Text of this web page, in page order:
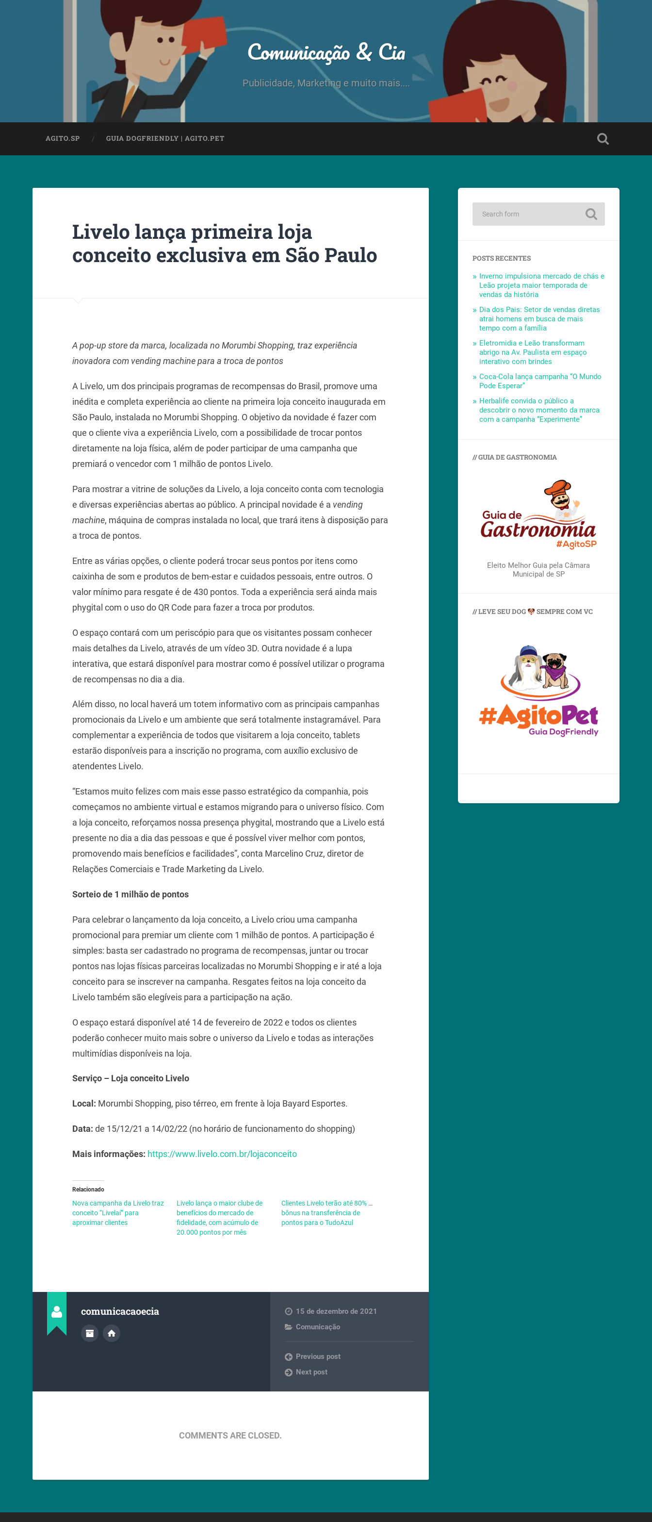
Comunicação & Cia
Publicidade, Marketing e muito mais....
AGITO.SP GUIA DOGFRIENDLY | AGITO.PET
Livelo lança primeira loja
conceito exclusiva em São Paulo
A pop-up store da marca, localizada no Morumbi Shopping, traz experiência
inovadora com vending machine para a troca de pontos
A Livelo, um dos principais programas de recompensas do Brasil, promove uma
inédita e completa experiência ao cliente na primeira loja conceito inaugurada em
São Paulo, instalada no Morumbi Shopping. O objetivo da novidade é fazer com
que o cliente viva a experiência Livelo, com a possibilidade de trocar pontos
diretamente na loja física, além de poder participar de uma campanha que
premiará o vencedor com 1 milhão de pontos Livelo.
Para mostrar a vitrine de soluções da Livelo, a loja conceito conta com tecnologia
e diversas experiências abertas ao público. A principal novidade é a vending
machine, máquina de compras instalada no local, que trará itens à disposição para
a troca de pontos.
Entre as várias opções, o cliente poderá trocar seus pontos por itens como
caixinha de som e produtos de bem-estar e cuidados pessoais, entre outros. O
valor mínimo para resgate é de 430 pontos. Toda a experiência será ainda mais
phygital com o uso do QR Code para fazer a troca por produtos.
O espaço contará com um periscópio para que os visitantes possam conhecer
mais detalhes da Livelo, através de um vídeo 3D. Outra novidade é a lupa
interativa, que estará disponível para mostrar como é possível utilizar o programa
de recompensas no dia a dia.
Além disso, no local haverá um totem informativo com as principais campanhas
promocionais da Livelo e um ambiente que será totalmente instagramável. Para
complementar a experiência de todos que visitarem a loja conceito, tablets
estarão disponíveis para a inscrição no programa, com auxílio exclusivo de
atendentes Livelo.
“Estamos muito felizes com mais esse passo estratégico da companhia, pois
começamos no ambiente virtual e estamos migrando para o universo físico. Com
a loja conceito, reforçamos nossa presença phygital, mostrando que a Livelo está
presente no dia a dia das pessoas e que é possível viver melhor com pontos,
promovendo mais benefícios e facilidades”, conta Marcelino Cruz, diretor de
Relações Comerciais e Trade Marketing da Livelo.
Sorteio de 1 milhão de pontos
Para celebrar o lançamento da loja conceito, a Livelo criou uma campanha
promocional para premiar um cliente com 1 milhão de pontos. A participação é
simples: basta ser cadastrado no programa de recompensas, juntar ou trocar
pontos nas lojas físicas parceiras localizadas no Morumbi Shopping e ir até a loja
conceito para se inscrever na campanha. Resgates feitos na loja conceito da
Livelo também são elegíveis para a participação na ação.
O espaço estará disponível até 14 de fevereiro de 2022 e todos os clientes
poderão conhecer muito mais sobre o universo da Livelo e todas as interações
multimídias disponíveis na loja.
Serviço – Loja conceito Livelo
Local: Morumbi Shopping, piso térreo, em frente à loja Bayard Esportes.
Data: de 15/12/21 a 14/02/22 (no horário de funcionamento do shopping)
Mais informações: https://www.livelo.com.br/lojaconceito
Relacionado
Nova campanha da Livelo traz
conceito “Livelaí” para
aproximar clientes
Livelo lança o maior clube de
benefícios do mercado de
fidelidade, com acúmulo de
20.000 pontos por mês
Clientes Livelo terão até 80% de
bônus na transferência de
pontos para o TudoAzul
comunicacaoecia
15 de dezembro de 2021
Comunicação
Previous post
Next post
COMMENTS ARE CLOSED.
POSTS RECENTES
Inverno impulsiona mercado de chás e
Leão projeta maior temporada de
vendas da história
Dia dos Pais: Setor de vendas diretas
atrai homens em busca de mais
tempo com a família
Eletromidia e Leão transformam
abrigo na Av. Paulista em espaço
interativo com brindes
Coca-Cola lança campanha “O Mundo
Pode Esperar”
Herbalife convida o público a
descobrir o novo momento da marca
com a campanha “Experimente”
// GUIA DE GASTRONOMIA
Eleito Melhor Guia pela Câmara
Municipal de SP
// LEVE SEU DOG SEMPRE COM VC